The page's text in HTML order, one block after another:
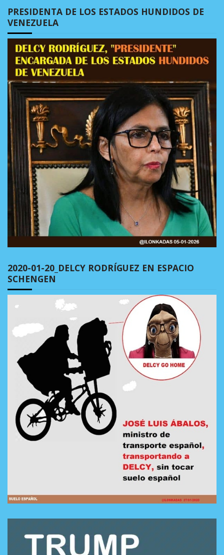
PRESIDENTA DE LOS ESTADOS HUNDIDOS DE
VENEZUELA
2020-01-20_DELCY RODRÍGUEZ EN ESPACIO
SCHENGEN